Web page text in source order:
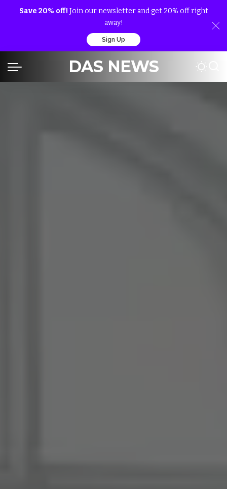
Save 20% off! Join our newsletter and get 20% off right
away!
Sign Up
DAS NEWS